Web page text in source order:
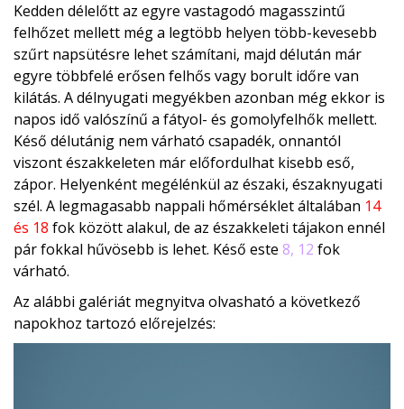
Kedden délelőtt az egyre vastagodó magasszintű
felhőzet mellett még a legtöbb helyen több-kevesebb
szűrt napsütésre lehet számítani, majd délután már
egyre többfelé erősen felhős vagy borult időre van
kilátás. A délnyugati megyékben azonban még ekkor is
napos idő valószínű a fátyol- és gomolyfelhők mellett.
Késő délutánig nem várható csapadék, onnantól
viszont északkeleten már előfordulhat kisebb eső,
zápor. Helyenként megélénkül az északi, északnyugati
szél. A legmagasabb nappali hőmérséklet általában 14
és 18 fok között alakul, de az északkeleti tájakon ennél
pár fokkal hűvösebb is lehet. Késő este 8, 12 fok
várható.
Az alábbi galériát megnyitva olvasható a következő
napokhoz tartozó előrejelzés: